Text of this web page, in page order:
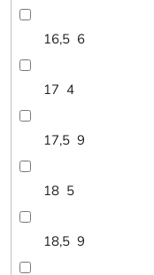
16,5 6
17 4
17,5 9
18 5
18,5 9